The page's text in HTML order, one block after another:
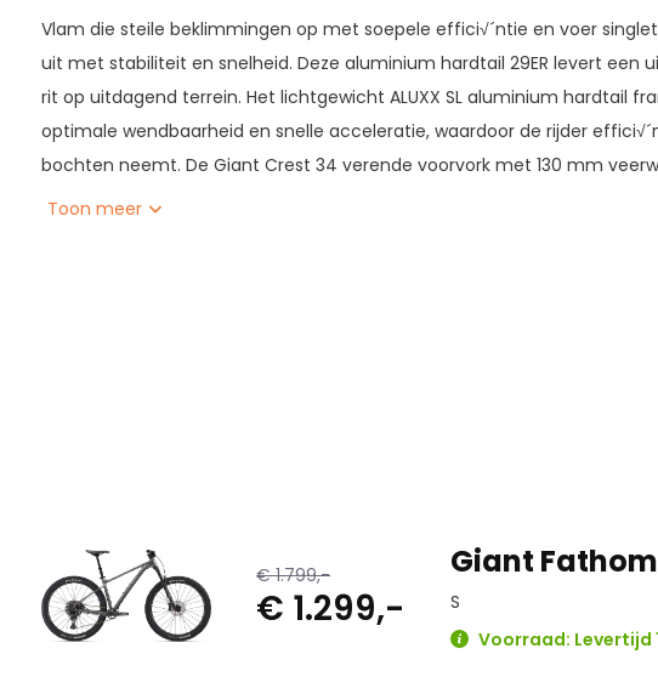
Vlam die steile beklimmingen op met soepele effici√´ntie en voer
uit met stabiliteit en snelheid. Deze aluminium hardtail 29ER levert een
rit op uitdagend terrein. Het lichtgewicht ALUXX SL aluminium hardtail
optimale wendbaarheid en snelle acceleratie, waardoor de rijder
bochten neemt. De Giant Crest 34 verende voorvork met 130 mm
wortels, stenen en sporen. Banden met een hoog volume en veel grip
Toon meer
€ 1.799,-
€ 1.299,-
Giant Fathom
S
Voorraad: Levertijd